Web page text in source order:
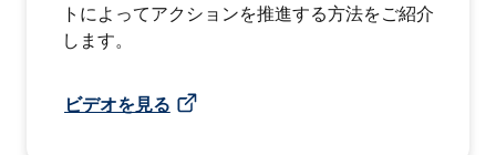
トによってアクションを推進する方法をご紹介
します。
ビデオを見る